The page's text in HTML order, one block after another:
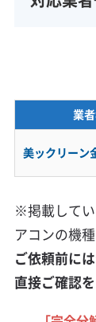
業
美ックリーン
※掲載して
アコンの機
ご依頼前に
直接ご確認